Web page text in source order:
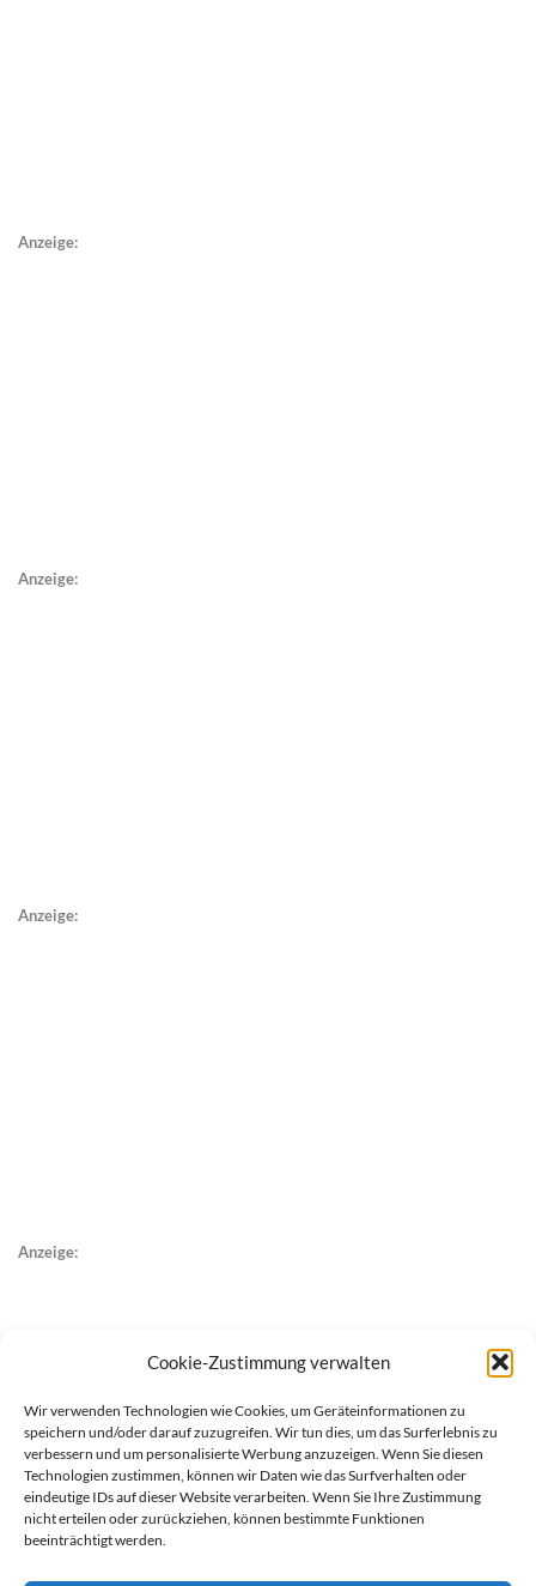
Cookie-Zustimmung verwalten
Wir verwenden Technologien wie Cookies, um Geräteinformationen zu
speichern und/oder darauf zuzugreifen. Wir tun dies, um das Surferlebnis zu
verbessern und um personalisierte Werbung anzuzeigen. Wenn Sie diesen
Technologien zustimmen, können wir Daten wie das Surfverhalten oder
eindeutige IDs auf dieser Website verarbeiten. Wenn Sie Ihre Zustimmung
nicht erteilen oder zurückziehen, können bestimmte Funktionen
beeinträchtigt werden.
Anzeige:
Anzeige:
Anzeige:
Anzeige: